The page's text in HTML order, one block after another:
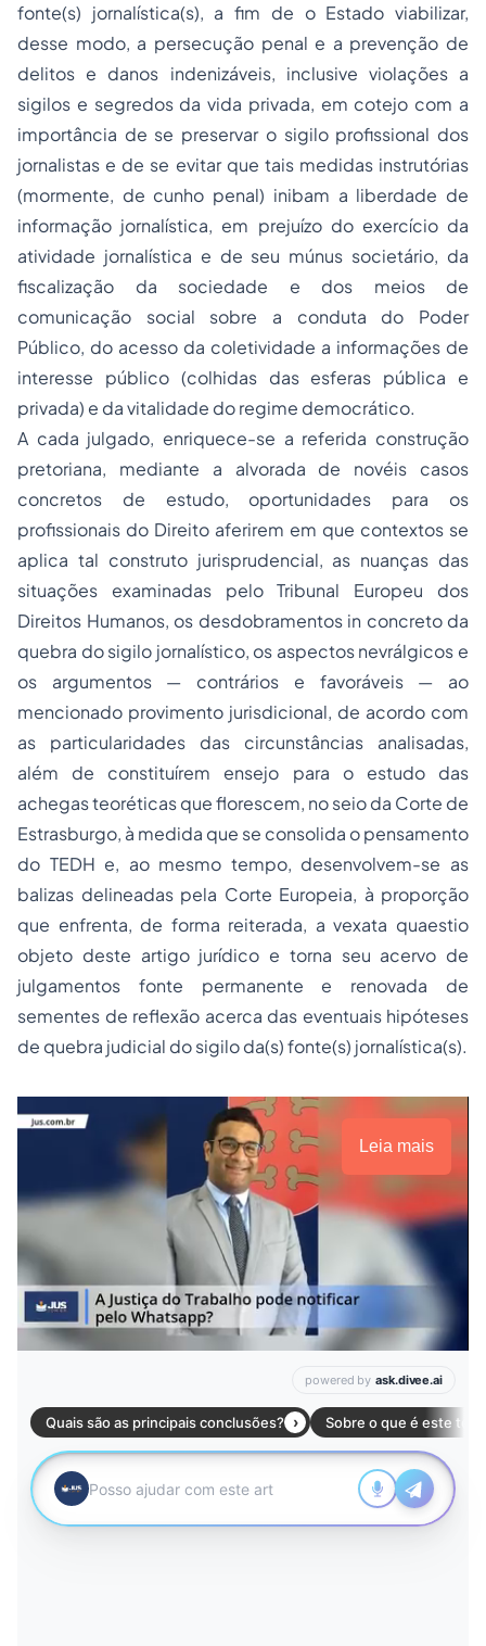
fonte(s) jornalística(s), a fim de o Estado viabilizar,
desse modo, a persecução penal e a prevenção de
delitos e danos indenizáveis, inclusive violações a
sigilos e segredos da vida privada, em cotejo com a
importância de se preservar o sigilo profissional dos
jornalistas e de se evitar que tais medidas instrutórias
(mormente, de cunho penal) inibam a liberdade de
informação jornalística, em prejuízo do exercício da
atividade jornalística e de seu múnus societário, da
fiscalização da sociedade e dos meios de
comunicação social sobre a conduta do Poder
Público, do acesso da coletividade a informações de
interesse público (colhidas das esferas pública e
privada) e da vitalidade do regime democrático.
A cada julgado, enriquece-se a referida construção
pretoriana, mediante a alvorada de novéis casos
concretos de estudo, oportunidades para os
profissionais do Direito aferirem em que contextos se
aplica tal construto jurisprudencial, as nuanças das
situações examinadas pelo Tribunal Europeu dos
Direitos Humanos, os desdobramentos in concretoda
quebra do sigilo jornalístico, os aspectos nevrálgicos e
os argumentos — contrários e favoráveis — ao
mencionado provimento jurisdicional, de acordo com
as particularidades das circunstâncias analisadas,
além de constituírem ensejo para o estudo das
achegas teoréticas que florescem, no seio da Corte de
Estrasburgo, à medida que se consolida o pensamento
do TEDH e, ao mesmo tempo, desenvolvem-se as
balizas delineadas pela Corte Europeia, à proporção
que enfrenta, de forma reiterada, avexata quaestio
objeto deste artigo jurídico e torna seu acervo de
julgamentos fonte permanente e renovada de
sementes de reflexão acerca das eventuais hipóteses
de quebra judicial do sigilo da(s) fonte(s) jornalística(s).
Leia mais